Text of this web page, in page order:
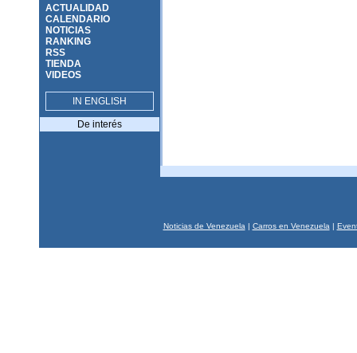
ACTUALIDAD
CALENDARIO
NOTICIAS
RANKING
RSS
TIENDA
VIDEOS
IN ENGLISH
De interés
Noticias de Venezuela | Carros en Venezuela |